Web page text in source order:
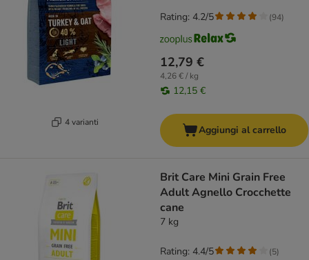
4 varianti
12,79 €
4,26 € / kg
12,15 €
Rating: 4.2/5 (94)
Aggiungi al carrello
Brit Care Mini Grain Free
Adult Agnello Crocchette
cane
7 kg
Rating: 4.4/5 (5)